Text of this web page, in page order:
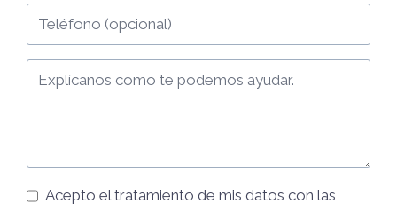
Acepto el tratamiento de mis datos con las